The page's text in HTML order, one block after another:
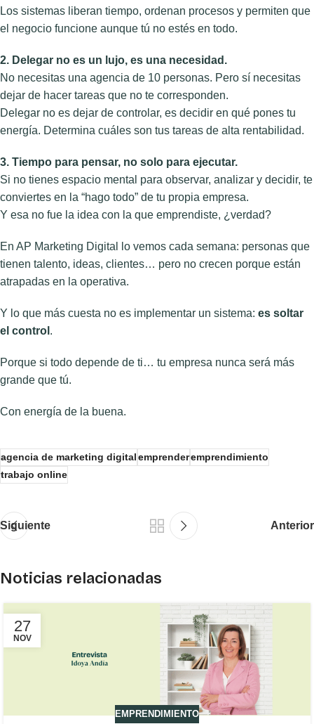
Los sistemas liberan tiempo, ordenan procesos y permiten que
el negocio funcione aunque tú no estés en todo.
2. Delegar no es un lujo, es una necesidad.
No necesitas una agencia de 10 personas. Pero sí necesitas
dejar de hacer tareas que no te corresponden.
Delegar no es dejar de controlar, es decidir en qué pones tu
energía. Determina cuáles son tus tareas de alta rentabilidad.
3. Tiempo para pensar, no solo para ejecutar.
Si no tienes espacio mental para observar, analizar y decidir, te
conviertes en la “hago todo” de tu propia empresa.
Y esa no fue la idea con la que emprendiste, ¿verdad?
En AP Marketing Digital lo vemos cada semana: personas que
tienen talento, ideas, clientes… pero no crecen porque están
atrapadas en la operativa.
Y lo que más cuesta no es implementar un sistema: es soltar
el control .
Porque si todo depende de ti… tu empresa nunca será más
grande que tú.
Con energía de la buena.
agencia de marketing digitalemprenderemprendimiento
trabajo online
Siguiente Anterior
Noticias relacionadas
27
NOV
EMPRENDIMIENTO